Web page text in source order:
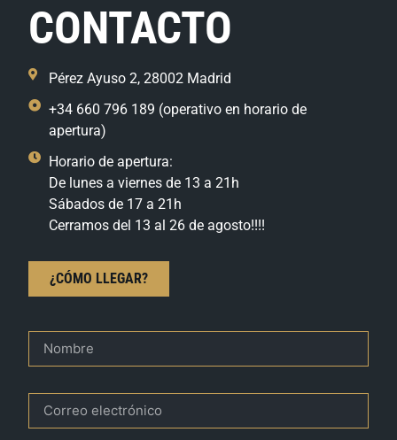
CONTACTO
Pérez Ayuso 2, 28002 Madrid
+34 660 796 189 (operativo en horario de
apertura)
Horario de apertura:
De lunes a viernes de 13 a 21h
Sábados de 17 a 21h
Cerramos del 13 al 26 de agosto!!!!
¿CÓMO LLEGAR?